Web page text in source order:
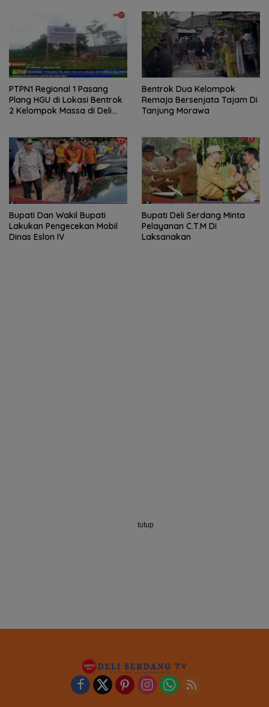
PTPN1 Regional 1 Pasang
Plang HGU di Lokasi Bentrok
2 Kelompok Massa di Deli
Bentrok Dua Kelompok
Remaja Bersenjata Tajam Di
Tanjung Morawa
Bupati Dan Wakil Bupati
Lakukan Pengecekan Mobil
Dinas Eslon IV
Bupati Deli Serdang Minta
Pelayanan C.T.M Di
Laksanakan
tutup